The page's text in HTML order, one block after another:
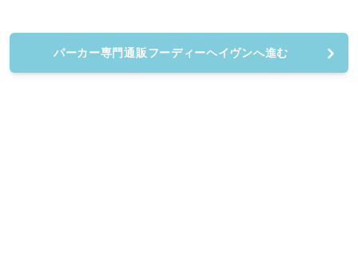
パーカー専門通販フーディーヘイヴンへ進む